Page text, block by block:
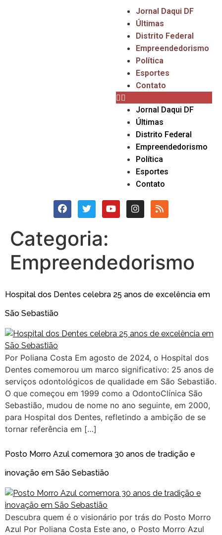
Jornal Daqui DF
Últimas
Distrito Federal
Empreendedorismo
Política
Esportes
Contato
Jornal Daqui DF
Últimas
Distrito Federal
Empreendedorismo
Política
Esportes
Contato
Categoria:
Empreendedorismo
Hospital dos Dentes celebra 25 anos de excelência em
São Sebastião
Por Poliana Costa Em agosto de 2024, o Hospital dos
Dentes comemorou um marco significativo: 25 anos de
serviços odontológicos de qualidade em São Sebastião.
O que começou em 1999 como a OdontoClínica São
Sebastião, mudou de nome no ano seguinte, em 2000,
para Hospital dos Dentes, refletindo a ambição de se
tornar referência em […]
Posto Morro Azul comemora 30 anos de tradição e
inovação em São Sebastião
Descubra quem é o visionário por trás do Posto Morro
Azul Por Poliana Costa Este ano, o Posto Morro Azul